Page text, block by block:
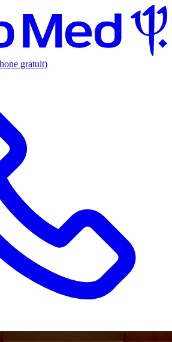
gratuit)